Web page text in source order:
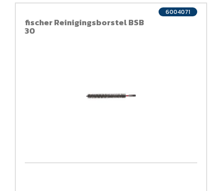
fischer Reinigingsborstel BSB
30
6004071